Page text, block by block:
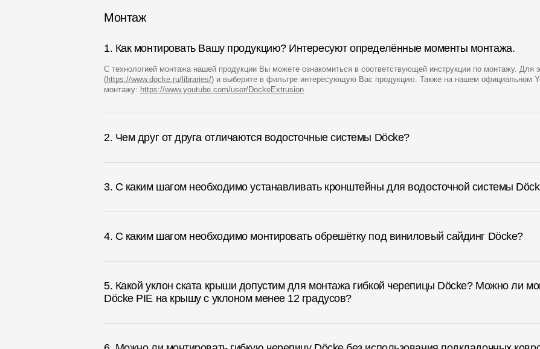
Ламинированная черепица Статьи
Сервисы
Конструктор
Калькулятор
Цены
Монтаж
1. Как монтировать Вашу продукцию? Интересуют определённые моменты монтажа.
С технологией монтажа нашей продукции Вы можете ознакомиться в соответствующей инструкции по монтажу. Для
(https://www.docke.ru/libraries/) и выберите в фильтре интересующую Вас продукцию. Также на нашем официальном
монтажу: https://www.youtube.com/user/DockeExtrusion
2. Чем друг от друга отличаются водосточные системы Döcke?
3. С каким шагом необходимо устанавливать кронштейны для водосточной системы
4. С каким шагом необходимо монтировать обрешётку под виниловый сайдинг Döcke?
5. Какой уклон ската крыши допустим для монтажа гибкой черепицы Döcke? Можно ли
Döcke PIE на крышу с уклоном менее 12 градусов?